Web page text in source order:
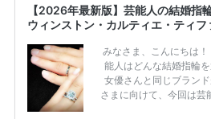
【2026年最新版】芸能人の結婚指
ウィンストン・カルティエ・ティ
みなさま、こんにちは
能人はどんな結婚指輪
女優さんと同じブラン
さまに向けて、今回は芸